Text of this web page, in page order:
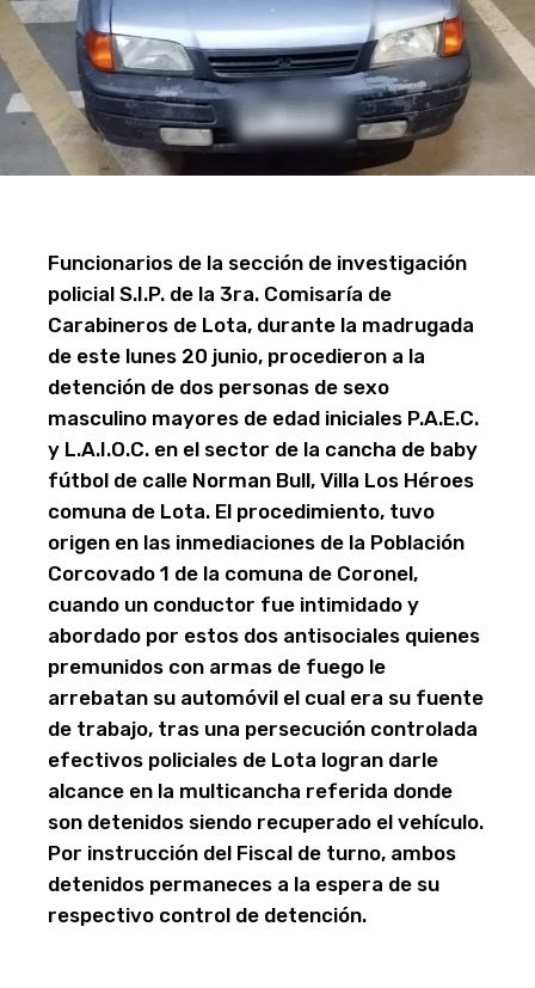
Funcionarios de la sección de investigación
policial S.I.P. de la 3ra. Comisaría de
Carabineros de Lota, durante la madrugada
de este lunes 20 junio, procedieron a la
detención de dos personas de sexo
masculino mayores de edad iniciales P.A.E.C.
y L.A.I.O.C. en el sector de la cancha de baby
fútbol de calle Norman Bull, Villa Los Héroes
comuna de Lota. El procedimiento, tuvo
origen en las inmediaciones de la Población
Corcovado 1 de la comuna de Coronel,
cuando un conductor fue intimidado y
abordado por estos dos antisociales quienes
premunidos con armas de fuego le
arrebatan su automóvil el cual era su fuente
de trabajo, tras una persecución controlada
efectivos policiales de Lota logran darle
alcance en la multicancha referida donde
son detenidos siendo recuperado el vehículo.
Por instrucción del Fiscal de turno, ambos
detenidos permaneces a la espera de su
respectivo control de detención.